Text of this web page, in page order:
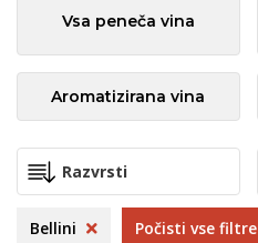
Vsa peneča vina
Aromatizirana vina
Bellini Počisti vse filtre